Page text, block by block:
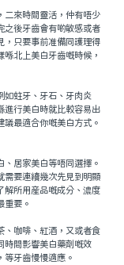
來時間靈活，仲有唔少
之後牙齒會有啲敏感或者
，只要事前准備同護理得
北上美白牙齒嘅時候，
蛀牙、牙石、牙肉炎
進行美白時就比較容易出
最適合你嘅美白方式。
居家美白等唔同選擇。
需要連續幾次先見到明顯
解所用産品嘅成分、濃度
重要。
咖啡、紅酒，又或者食
時間影響美白藥劑嘅效
等牙齒慢慢適應。